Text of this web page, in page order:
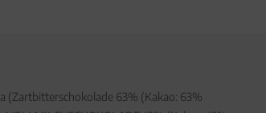
(Zartbitterschokolade 63% (Kakao: 63%